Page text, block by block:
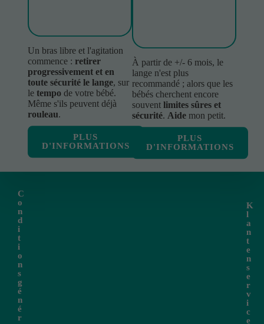
Un bras libre et l'agitation
commence : retirer
progressivement et en
toute sécurité le lange, sur
le tempode votre bébé.
Même s'ils peuvent déjà
rouleau.
PLUS
D'INFORMATIONS
À partir de +/- 6 mois, le
lange n'est plus
recommandé ; alors que les
bébés cherchent encore
souvent limites sûres et
sécurité. Aidemon petit.
PLUS
D'INFORMATIONS
C
o
n
d
i
t
i
o
n
s
g
é
n
é
r
K
l
a
n
t
e
n
s
e
r
v
i
c
e